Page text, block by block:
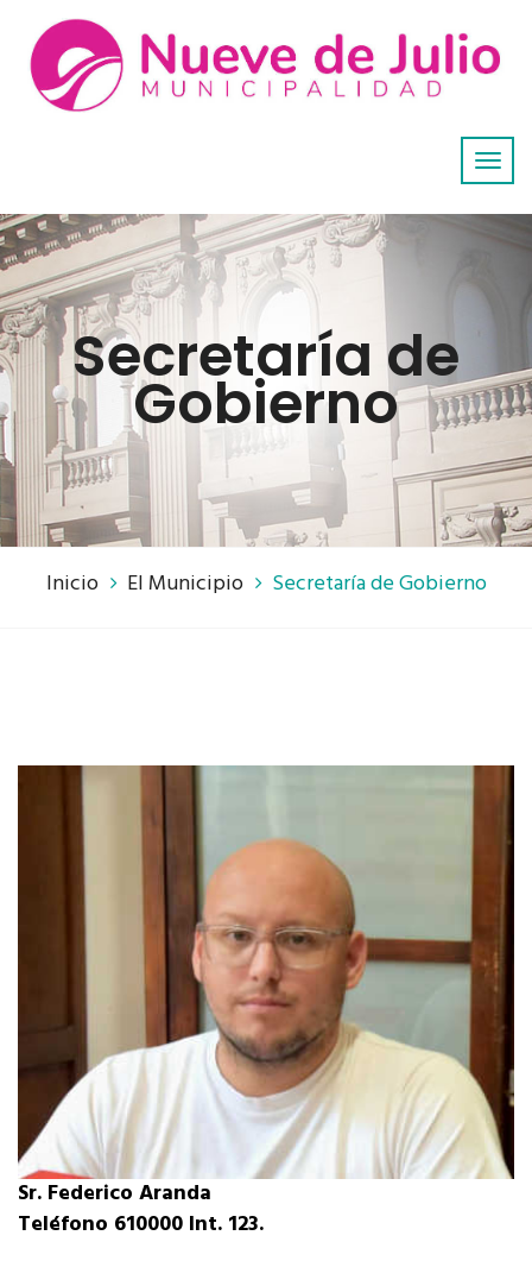
Secretaría de
Gobierno
Inicio El Municipio Secretaría de Gobierno
Sr. Federico Aranda
Teléfono 610000 Int. 123.